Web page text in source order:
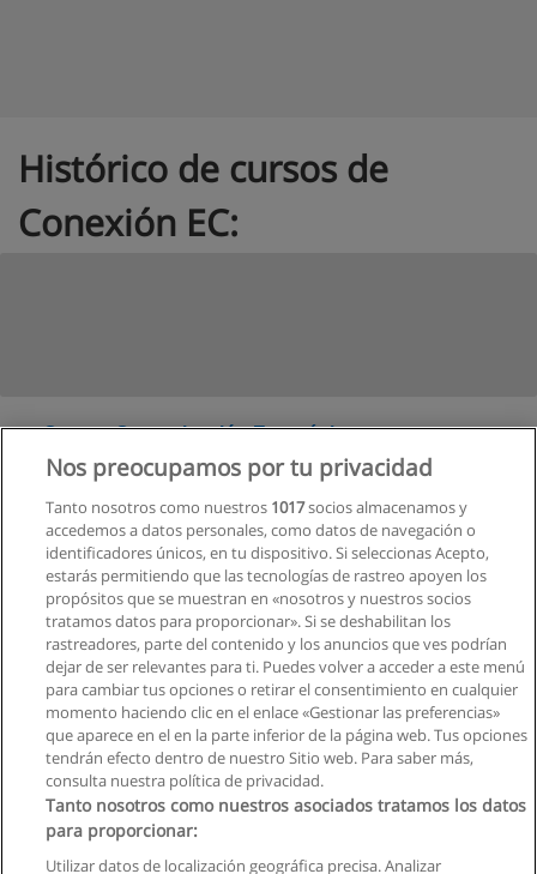
Histórico de cursos de
Conexión EC:
Curso - Comunicación Estratégica para
Emprendedores
Modalidad: Presencial
Nos preocupamos por tu privacidad
Tanto nosotros como nuestros 1017socios almacenamos y
accedemos a datos personales, como datos de navegación o
identificadores únicos, en tu dispositivo. Si seleccionas Acepto,
estarás permitiendo que las tecnologías de rastreo apoyen los
propósitos que se muestran en «nosotros y nuestros socios
tratamos datos para proporcionar». Si se deshabilitan los
rastreadores, parte del contenido y los anuncios que ves podrían
dejar de ser relevantes para ti. Puedes volver a acceder a este menú
para cambiar tus opciones o retirar el consentimiento en cualquier
momento haciendo clic en el enlace «Gestionar las preferencias»
que aparece en el en la parte inferior de la página web. Tus opciones
tendrán efecto dentro de nuestro Sitio web. Para saber más,
consulta nuestra política de privacidad.
Tanto nosotros como nuestros asociados tratamos los datos
para proporcionar:
Utilizar datos de localización geográfica precisa. Analizar